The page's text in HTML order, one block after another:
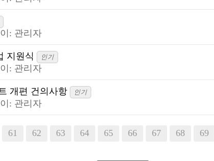
: 관리자
지원식 인기
: 관리자
개편 건의사항 인기
: 관리자
61 62 63 64 65 66 67 68 69
음맨끝